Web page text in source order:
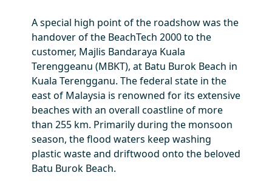
A special high point of the roadshow was the
handover of the BeachTech 2000 to the
customer, Majlis Bandaraya Kuala
Terenggeanu (MBKT), at Batu Burok Beach in
Kuala Terengganu. The federal state in the
east of Malaysia is renowned for its extensive
beaches with an overall coastline of more
than 255 km. Primarily during the monsoon
season, the flood waters keep washing
plastic waste and driftwood onto the beloved
Batu Burok Beach.